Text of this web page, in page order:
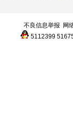
不良信息举报 网
5112399